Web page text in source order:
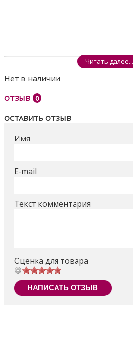
Читать далее...
Нет в наличии
ОТЗЫВ 0
ОСТАВИТЬ ОТЗЫВ
Имя
E-mail
Текст комментария
Оценка для товара
НАПИСАТЬ ОТЗЫВ